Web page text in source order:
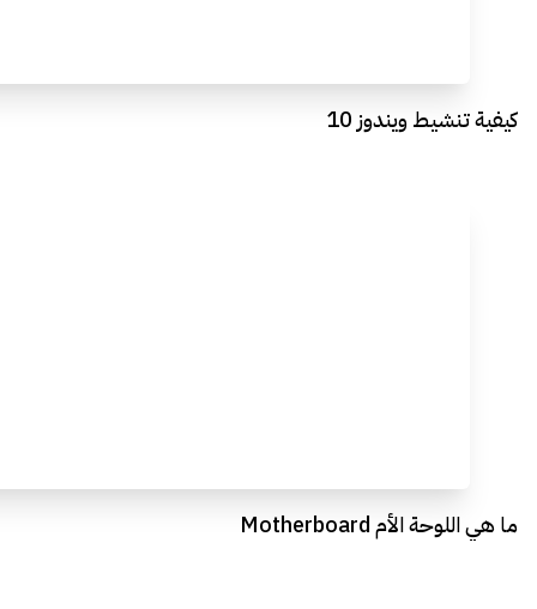
كيفية تنشيط ويندوز 10
ما هي اللوحة الأم Motherboard